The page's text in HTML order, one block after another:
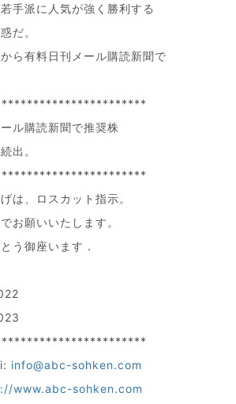
手派に人気が強く勝利する
だ。
ら有料日刊メール購読新聞で
ル購読新聞で推奨株
出。
は、ロスカット指示。
お願いいたします。
う御座います．
info@abc-sohken.com
www.abc-sohken.com